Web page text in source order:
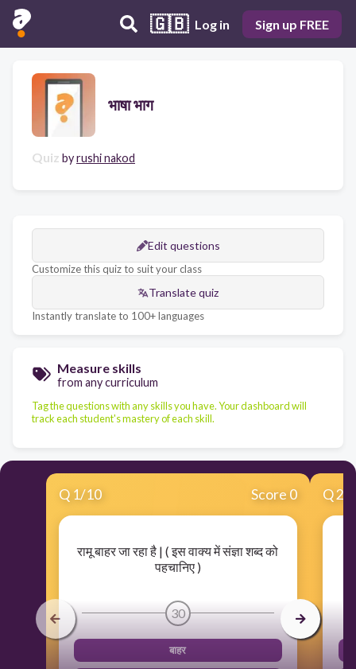
🇬🇧 Log in Sign up FREE
भाषा भाग
Quiz byrushi nakod
Edit questions
Customize this quiz to suit your class
Translate quiz
Instantly translate to 100+ languages
Measure skills
from any curriculum
Tag the questions with any skills you have. Your dashboard will
track each student's mastery of each skill.
Q 1/10 Score 0
रामू बाहर जा रहा है | ( इस वाक्य में संज्ञा शब्द को
पहचानिए )
30
बाहर
Q2